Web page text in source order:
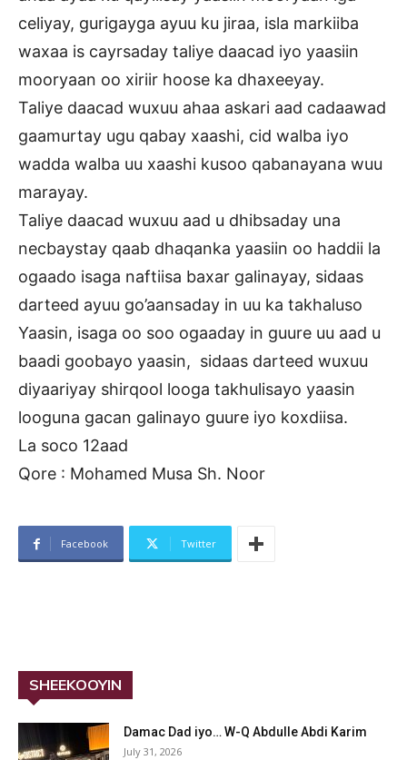
celiyay, gurigayga ayuu ku jiraa, isla markiiba
waxaa is cayrsaday taliye daacad iyo yaasiin
mooryaan oo xiriir hoose ka dhaxeeyay.
Taliye daacad wuxuu ahaa askari aad cadaawad
gaamurtay ugu qabay xaashi, cid walba iyo
wadda walba uu xaashi kusoo qabanayana wuu
marayay.
Taliye daacad wuxuu aad u dhibsaday una
necbaystay qaab dhaqanka yaasiin oo haddii la
ogaado isaga naftiisa baxar galinayay, sidaas
darteed ayuu go’aansaday in uu ka takhaluso
Yaasin, isaga oo soo ogaaday in guure uu aad u
baadi goobayo yaasin, sidaas darteed wuxuu
diyaariyay shirqool looga takhulisayo yaasin
looguna gacan galinayo guure iyo koxdiisa.
La soco 12aad
Qore : Mohamed Musa Sh. Noor
Facebook Twitter
SHEEKOOYIN
Damac Dad iyo… W-Q Abdulle Abdi Karim
July 31, 2026